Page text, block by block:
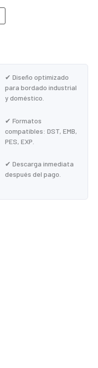
✔ Diseño optimizado
para bordado industrial
y doméstico.
✔ Formatos
compatibles: DST, EMB,
PES, EXP.
✔ Descarga inmediata
después del pago.